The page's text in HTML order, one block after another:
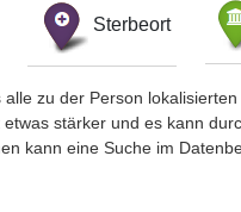
Sterbeort
zu der Person
stärker und es kann
kann eine Suche im